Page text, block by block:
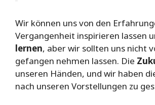
Wir können uns von den
Vergangenheit inspirieren lassen
lernen, aber wir sollten uns nicht
gefangen nehmen lassen. Die
unseren Händen, und wir haben
nach unseren Vorstellungen zu